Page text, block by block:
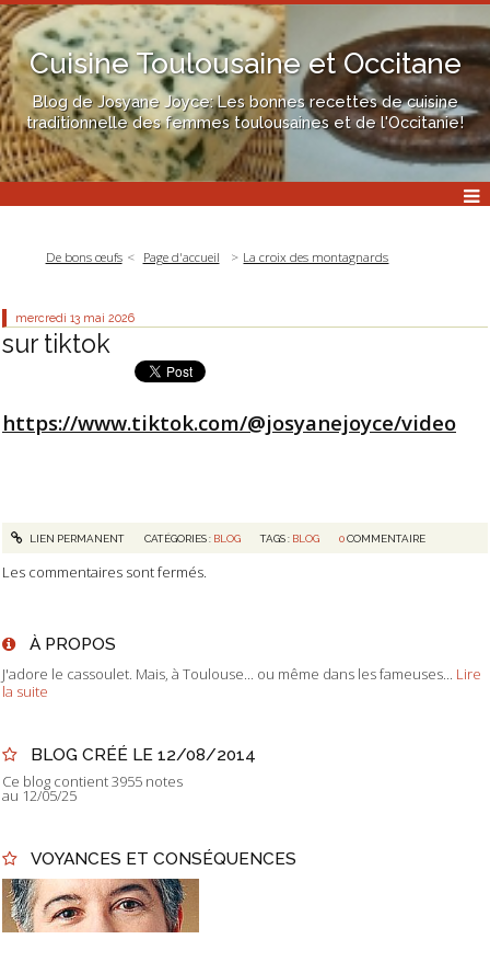
Cuisine Toulousaine et Occitane
Blog de Josyane Joyce: Les bonnes recettes de cuisine
traditionnelle des femmes toulousaines et de l'Occitanie!
De bons œufs Page d'accueil La croix des montagnards
mercredi 13 mai 2026
sur tiktok
https://www.tiktok.com/@josyanejoyce/video
LIEN PERMANENT CATÉGORIES : BLOG TAGS : BLOG 0 COMMENTAIRE
Les commentaires sont fermés.
À PROPOS
J'adore le cassoulet. Mais, à Toulouse... ou même dans les fameuses...
Lire
la suite
BLOG CRÉÉ LE 12/08/2014
Ce blog contient 3955 notes
au 12/05/25
VOYANCES ET CONSÉQUENCES